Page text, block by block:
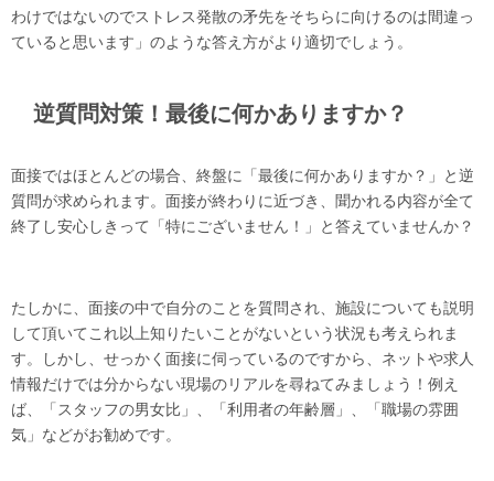
わけではないのでストレス発散の矛先をそちらに向けるのは間違っ
ていると思います」のような答え方がより適切でしょう。
逆質問対策！最後に何かありますか？
面接ではほとんどの場合、終盤に「最後に何かありますか？」と逆
質問が求められます。面接が終わりに近づき、聞かれる内容が全て
終了し安心しきって「特にございません！」と答えていませんか？
たしかに、面接の中で自分のことを質問され、施設についても説明
して頂いてこれ以上知りたいことがないという状況も考えられま
す。しかし、せっかく面接に伺っているのですから、ネットや求人
情報だけでは分からない現場のリアルを尋ねてみましょう！例え
ば、「スタッフの男女比」、「利用者の年齢層」、「職場の雰囲
気」などがお勧めです。